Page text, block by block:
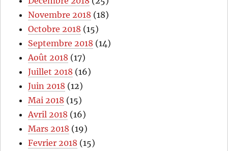
Novembre 2018 (18)
Octobre 2018 (15)
Septembre 2018 (14)
Août 2018 (17)
Juillet 2018 (16)
Juin 2018 (12)
Mai 2018 (15)
Avril 2018 (16)
Mars 2018 (19)
Fevrier 2018 (15)